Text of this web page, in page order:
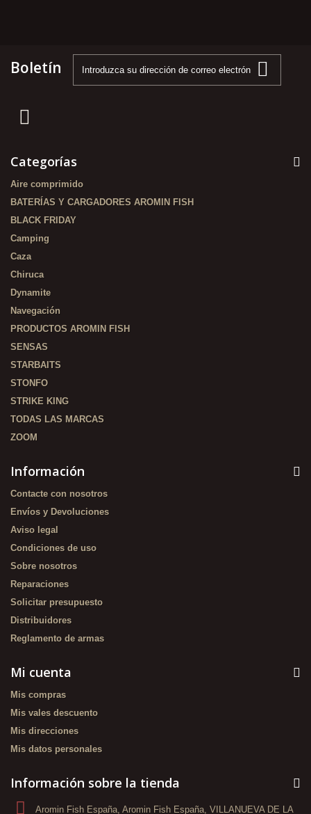
Boletín
Categorías
Aire comprimido
BATERÍAS Y CARGADORES AROMIN FISH
BLACK FRIDAY
Camping
Caza
Chiruca
Dynamite
Navegación
PRODUCTOS AROMIN FISH
SENSAS
STARBAITS
STONFO
STRIKE KING
TODAS LAS MARCAS
ZOOM
Información
Contacte con nosotros
Envíos y Devoluciones
Aviso legal
Condiciones de uso
Sobre nosotros
Reparaciones
Solicitar presupuesto
Distribuidores
Reglamento de armas
Mi cuenta
Mis compras
Mis vales descuento
Mis direcciones
Mis datos personales
Información sobre la tienda
Aromin Fish España, Aromin Fish España, VILLANUEVA DE LA